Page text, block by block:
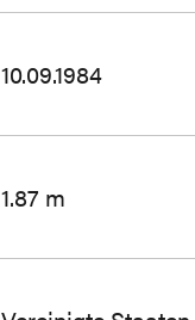
10.09.1984
1.87 m